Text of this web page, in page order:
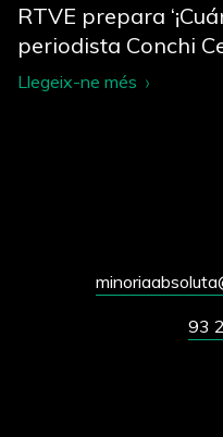
RTVE prepara
periodista Conchi
Llegeix-ne més
93